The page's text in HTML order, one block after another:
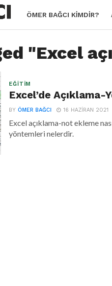
ÖMER BAĞCI KIMDIR?
"Excel
EĞITIM
Excel’de
BYÖMER BAĞCI 16 HAZIRAN 2021
Excel açıklama-not ekleme
yöntemleri nelerdir.